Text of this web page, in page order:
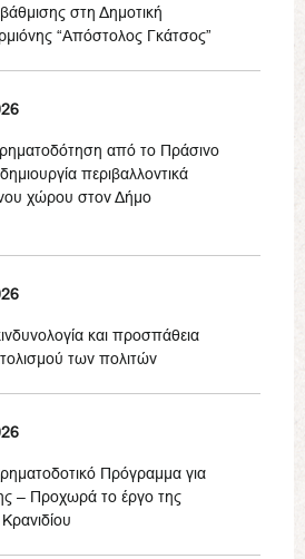
στη Δημοτική
“Απόστολος Γκάτσος”
από το Πράσινο
περιβαλλοντικά
χώρου στον Δήμο
και προσπάθεια
των πολιτών
Πρόγραμμα για
– Προχωρά το έργο της